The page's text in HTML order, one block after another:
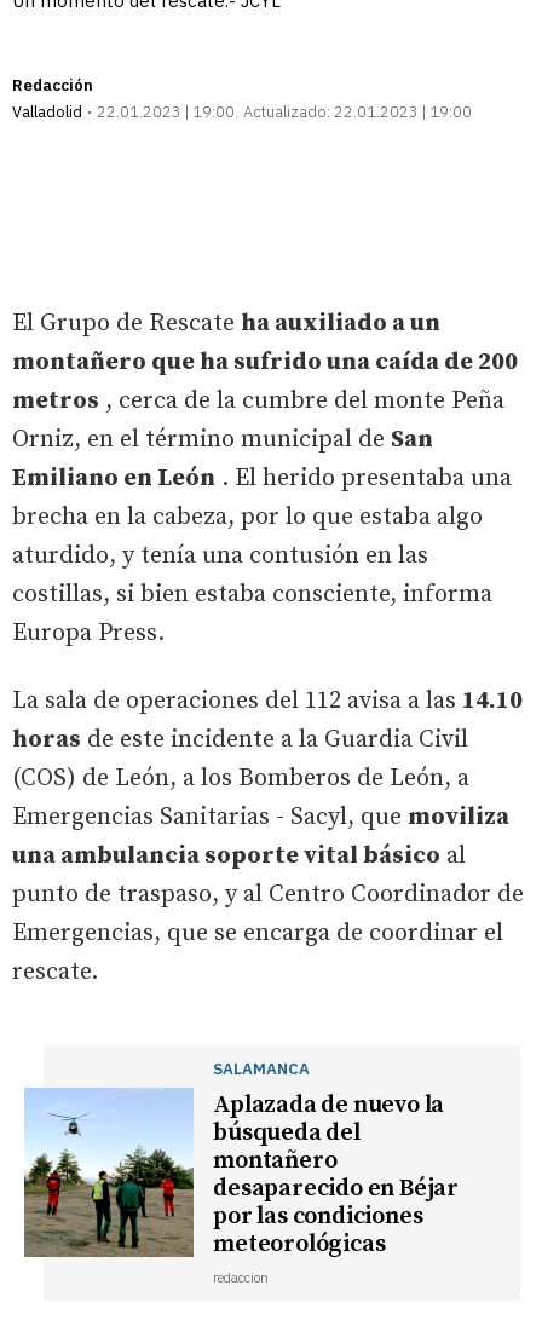
Redacción
Valladolid
22.01.2023 | 19:00 Actualizado: 22.01.2023 | 19:00
El Grupo de Rescate ha auxiliado a un
montañero que ha sufrido una caída de 200
metros , cerca de la cumbre del monte Peña
Orniz, en el término municipal de San
Emiliano en León . El herido presentaba una
brecha en la cabeza, por lo que estaba algo
aturdido, y tenía una contusión en las
costillas, si bien estaba consciente, informa
Europa Press.
La sala de operaciones del 112 avisa a las 14.10
horas de este incidente a la Guardia Civil
(COS) de León, a los Bomberos de León, a
Emergencias Sanitarias - Sacyl, que moviliza
una ambulancia soporte vital básico al
punto de traspaso, y al Centro Coordinador de
Emergencias, que se encarga de coordinar el
rescate.
SALAMANCA
Aplazada de nuevo la
búsqueda del
montañero
desaparecido en Béjar
por las condiciones
meteorológicas
redaccion